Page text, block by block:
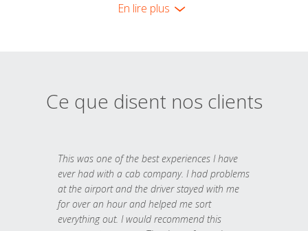
En lire plus
Ce que disent nos clients
This was one of the best experiences I have
ever had with a cab company. I had problems
at the airport and the driver stayed with me
for over an hour and helped me sort
everything out. I would recommend this